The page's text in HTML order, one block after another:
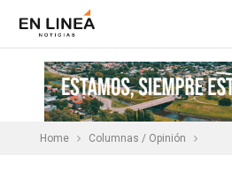
Home Columnas / Opinión